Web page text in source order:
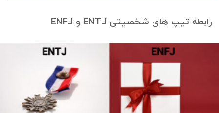
رابطه تیپ های شخصیتی ENTJ و ENFJ